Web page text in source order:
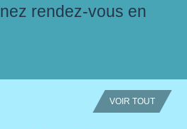
rendez-vous en
VOIR TOUT